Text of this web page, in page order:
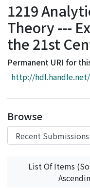
Browse
Download Ranking
Access Statistics
Library Network
1219
Theory ---
the 21st
Permanent URI for
http://
Browse
List Of Items